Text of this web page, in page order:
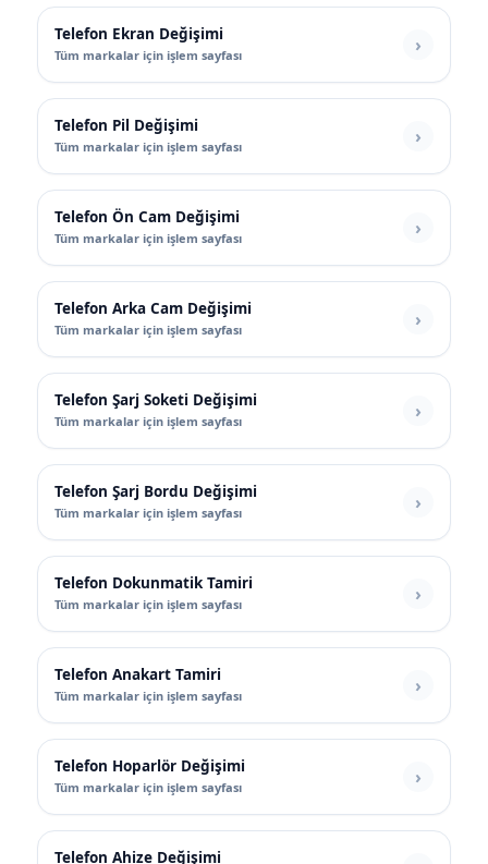
Telefon Ekran Değişimi
Tüm markalar için işlem sayfası
Telefon Pil Değişimi
Tüm markalar için işlem sayfası
Telefon Ön Cam Değişimi
Tüm markalar için işlem sayfası
Telefon Arka Cam Değişimi
Tüm markalar için işlem sayfası
Telefon Şarj Soketi Değişimi
Tüm markalar için işlem sayfası
Telefon Şarj Bordu Değişimi
Tüm markalar için işlem sayfası
Telefon Dokunmatik Tamiri
Tüm markalar için işlem sayfası
Telefon Anakart Tamiri
Tüm markalar için işlem sayfası
Telefon Hoparlör Değişimi
Tüm markalar için işlem sayfası
Telefon Ahize Değişimi